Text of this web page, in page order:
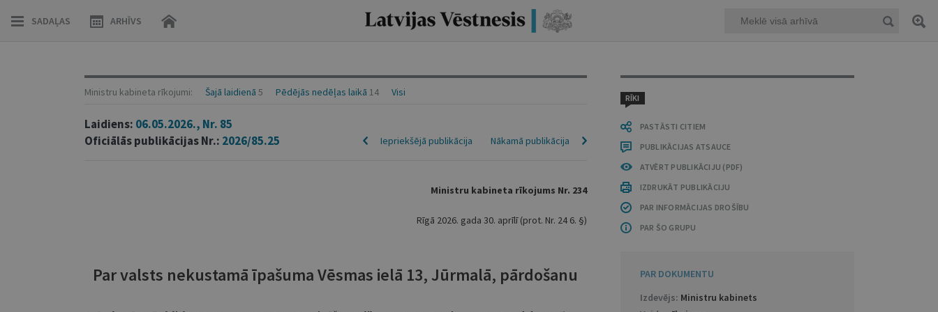
SADAĻAS ARHĪVS
RĪKI
PASTĀSTI CITIEM
PUBLIKĀCIJAS ATSAUCE
ATVĒRT PUBLIKĀCIJU (PDF)
IZDRUKĀT PUBLIKĀCIJU
PAR INFORMĀCIJAS DROŠĪBU
PAR ŠO GRUPU
PAR DOKUMENTU
Izdevējs: Ministru kabinets
Ministru kabineta rīkojumi: Šajā laidienā 5 Pēdējās nedēļas laikā 14 Visi
Laidiens: 06.05.2026., Nr. 85
Oficiālās publikācijas Nr.: 2026/85.25 Nākamā publikācija
Iepriekšējā publikācija
Ministru kabineta rīkojums Nr. 234
Rīgā 2026. gada 30. aprīlī (prot. Nr. 24 6. §)
Par valsts nekustamā īpašuma Vēsmas ielā 13, Jūrmalā, pārdošanu